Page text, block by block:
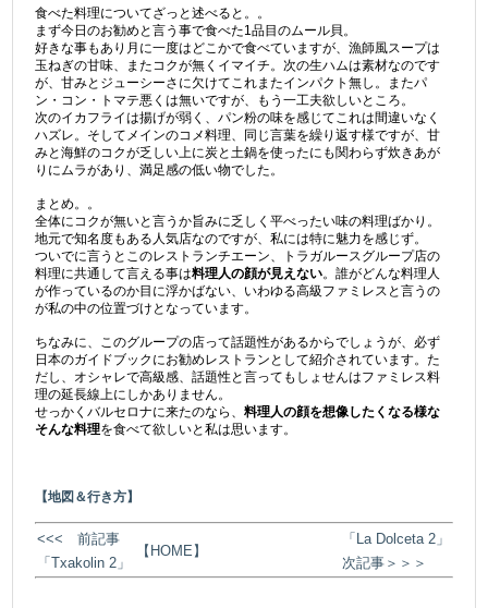
食べた料理についてざっと述べると。。
まず今日のお勧めと言う事で食べた1品目のムール貝。
好きな事もあり月に一度はどこかで食べていますが、漁師風スープは
玉ねぎの甘味、またコクが無くイマイチ。次の生ハムは素材なのです
が、甘みとジューシーさに欠けてこれまたインパクト無し。またパ
ン・コン・トマテ悪くは無いですが、もう一工夫欲しいところ。
次のイカフライは揚げが弱く、パン粉の味を感じてこれは間違いなく
ハズレ。そしてメインのコメ料理、同じ言葉を繰り返す様ですが、甘
みと海鮮のコクが乏しい上に炭と土鍋を使ったにも関わらず炊きあが
りにムラがあり、満足感の低い物でした。
まとめ。。
全体にコクが無いと言うか旨みに乏しく平べったい味の料理ばかり。
地元で知名度もある人気店なのですが、私には特に魅力を感じず。
ついでに言うとこのレストランチエーン、トラガルースグループ店の
料理に共通して言える事は料理人の顔が見えない。誰がどんな料理人
が作っているのか目に浮かばない、いわゆる高級ファミレスと言うの
が私の中の位置づけとなっています。
ちなみに、このグループの店って話題性があるからでしょうが、必ず
日本のガイドブックにお勧めレストランとして紹介されています。た
だし、オシャレで高級感、話題性と言ってもしょせんはファミレス料
理の延長線上にしかありません。
せっかくバルセロナに来たのなら、料理人の顔を想像したくなる様な
そんな料理を食べて欲しいと私は思います。
【地図＆行き方】
<<< 前記事
「Txakolin 2」
【HOME】
「La Dolceta 2」
次記事＞＞＞